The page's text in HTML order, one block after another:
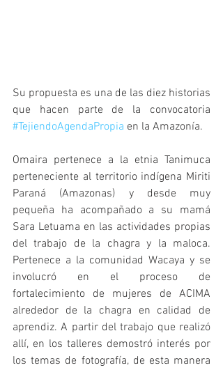
Su propuesta es una de las diez historias
#TejiendoAgendaPropia en la Amazonía.
Omaira pertenece a la etnia Tanimuca
perteneciente al territorio indígena Miriti
Paraná (Amazonas) y desde muy
pequeña ha acompañado a su mamá
Sara Letuama en las actividades propias
del trabajo de la chagra y la maloca.
Pertenece a la comunidad Wacaya y se
involucró en el proceso de
fortalecimiento de mujeres de ACIMA
alrededor de la chagra en calidad de
aprendiz. A partir del trabajo que realizó
allí, en los talleres demostró interés por
los temas de fotografía, de esta manera